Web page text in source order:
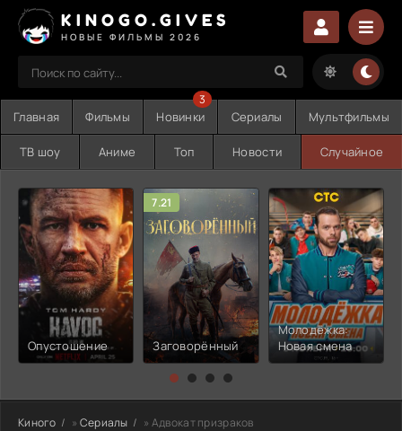
KINOGO.GIVES
НОВЫЕ ФИЛЬМЫ 2026
Главная Фильмы Новинки
3
Сериалы Мультфильмы
ТВ шоу Аниме Топ Новости Случайное
Опустошение
7.21
Заговорённый
Молодёжка:
Новая смена
Киного » Сериалы » Адвокат призраков